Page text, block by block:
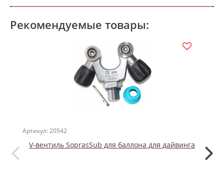
Рекомендуемые товары:
Артикул: 20542
V-вентиль SoprasSub для баллона для дайвинга